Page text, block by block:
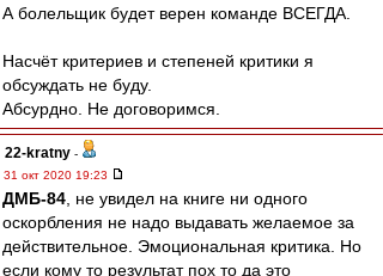
А болельщик будет верен команде ВСЕГДА.
Насчёт критериев и степеней критики я
обсуждать не буду.
Абсурдно. Не договоримся.
22-kratny -
31 окт 2020 19:23
ДМБ-84 , не увидел на книге ни одного
оскорбления не надо выдавать желаемое за
действительное. Эмоциональная критика. Но
если кому то результат пох то да это